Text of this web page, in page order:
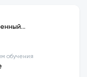
обучения